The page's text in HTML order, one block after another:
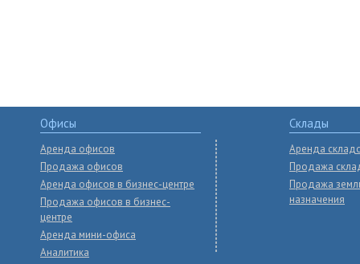
Офисы
Аренда офисов
Продажа офисов
Аренда офисов в бизнес-центре
Продажа офисов в бизнес-
центре
Аренда мини-офиса
Аналитика
Склады
Аренда
Продажа
Продажа
назначения